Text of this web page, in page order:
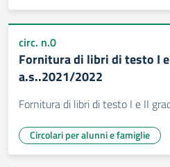
circ. n.0
Fornitura di libri di testo I
a.s..2021/2022
Fornitura di libri di testo I e II
Circolari per alunni e famiglie